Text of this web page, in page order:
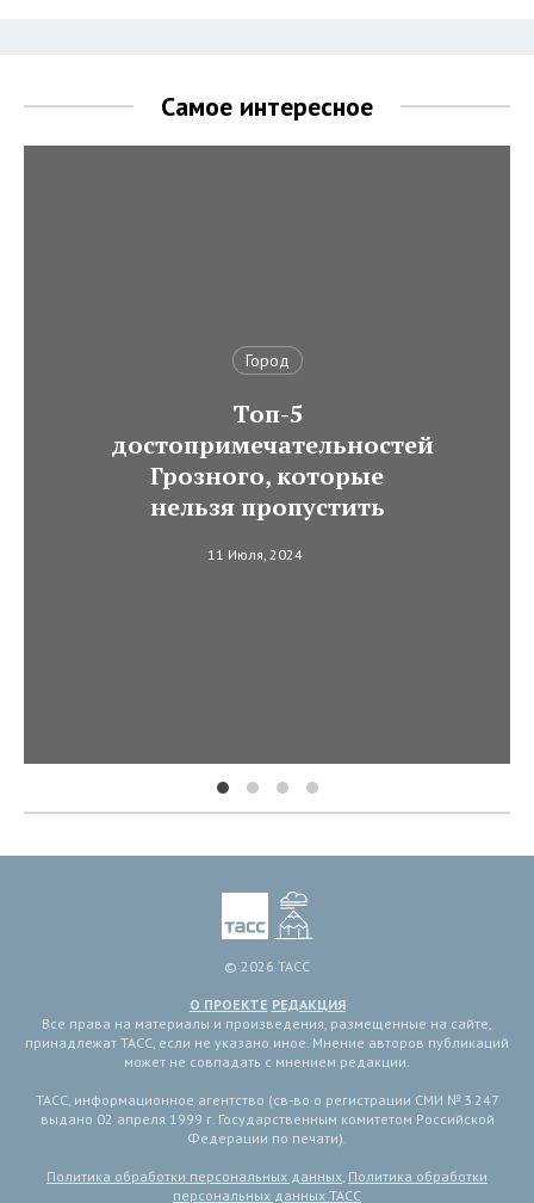
Самое интересное
Город
Топ-5
достопримечательностей
Грозного, которые
нельзя пропустить
11 Июля, 2024
© 2026 ТАСС
О ПРОЕКТЕ РЕДАКЦИЯ
Все права на материалы и произведения, размещенные на сайте,
принадлежат ТАСС, если не указано иное. Мнение авторов публикаций
может не совпадать с мнением редакции.
ТАСС, информационное агентство (св-во о регистрации СМИ № 3 247
выдано 02 апреля 1999 г. Государственным комитетом Российской
Федерации по печати).
Политика обработки персональных данных, Политика обработки
персональных данных ТАСС